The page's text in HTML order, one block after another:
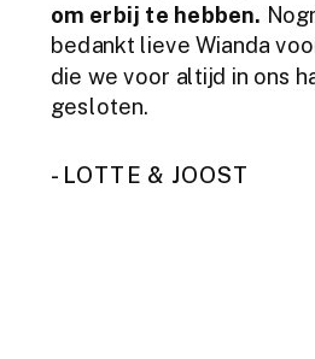
om erbij te hebben.
bedankt lieve Wianda
die we voor altijd in ons
gesloten.
- LOTTE & JOOST